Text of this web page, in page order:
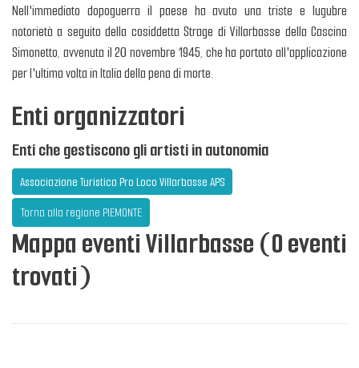
Nell'immediato dopoguerra il paese ha avuto una triste e lugubre
notorietà a seguito della cosiddetta Strage di Villarbasse della Cascina
Simonetto, avvenuta il 20 novembre 1945, che ha portato all'applicazione
per l'ultima volta in Italia della pena di morte.
Enti organizzatori
Enti che gestiscono gli artisti in autonomia
Associazione Turistica Pro Loco Villarbasse APS
Torna alla regione PIEMONTE
Mappa eventi Villarbasse (0 eventi
trovati)